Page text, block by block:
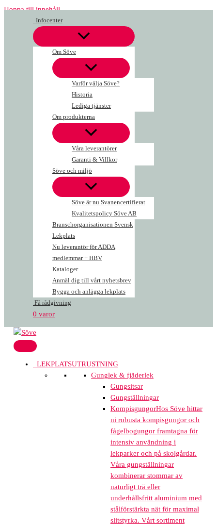
Hoppa till innehåll
Infocenter
Om Söve
Varför välja Söve?
Historia
Lediga tjänster
Om produkterna
Våra leverantörer
Garanti & Villkor
Söve och miljö
Söve är nu Svanencertifierat
Kvalitetspolicy Söve AB
Branschorganisationen Svensk
Lekplats
Nu leverantör för ADDA
medlemmar + HBV
Kataloger
Anmäl dig till vårt nyhetsbrev
Bygga och anlägga lekplats
Få rådgivning
0 varor
LEKPLATSUTRUSTNING
Gunglek & fjäderlek
Gungsitsar
Gungställningar
KompisgungorHos Söve hittar
ni robusta kompisgungor och
fågelbogungor framtagna för
intensiv användning i
lekparker och på skolgårdar.
Våra gungställningar
kombinerar stommar av
naturligt trä eller
underhållsfritt aluminium med
stålförstärkta nät för maximal
slitstyrka. Vårt sortiment